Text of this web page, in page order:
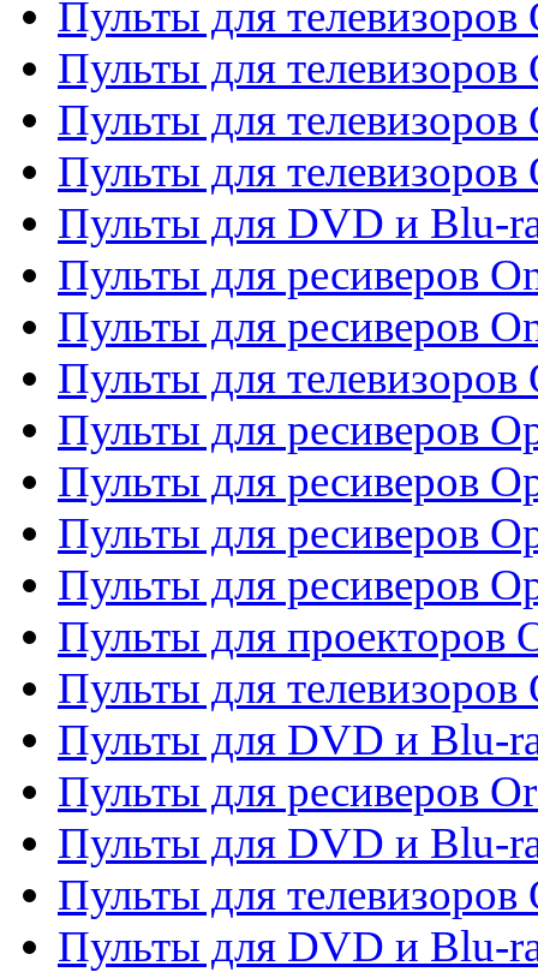
Пульты для телевизоров
Пульты для телевизоров
Пульты для телевизоров
Пульты для телевизоров
Пульты для DVD и Blu-
Пульты для ресиверов
Пульты для ресиверов
Пульты для телевизоров
Пульты для ресиверов
Пульты для ресиверов
Пульты для ресиверов
Пульты для ресиверов
Пульты для проекторов
Пульты для телевизоров
Пульты для DVD и Blu-
Пульты для ресиверов
Пульты для DVD и Blu-
Пульты для телевизоров
Пульты для DVD и Blu-